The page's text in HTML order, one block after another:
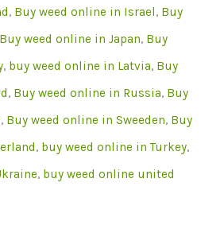
, Buy weed online in Israel, Buy
Buy weed online in Japan, Buy
, buy weed online in Latvia, Buy
, Buy weed online in Russia, Buy
, Buy weed online in Sweeden, Buy
, buy weed online in Turkey,
, buy weed online united